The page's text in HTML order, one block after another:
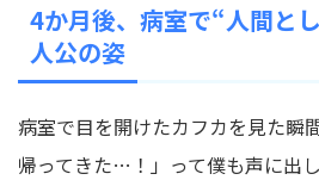
4か月後、病室で“人間と
人公の姿
病室で目を開けたカフカを見た瞬
帰ってきた…！」って僕も声に出